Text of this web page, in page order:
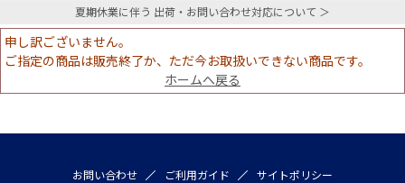
夏期休業に伴う 出荷・お問い合わせ対応について ＞
申し訳ございません。
ご指定の商品は販売終了か、ただ今お取扱いできない商品です。
ホームへ戻る
お問い合わせ ご利用ガイド
サイトポリシー